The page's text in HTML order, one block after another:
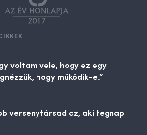
voltam vele, hogy ez egy
hogy működik-e.”
versenytársad az, aki tegnap